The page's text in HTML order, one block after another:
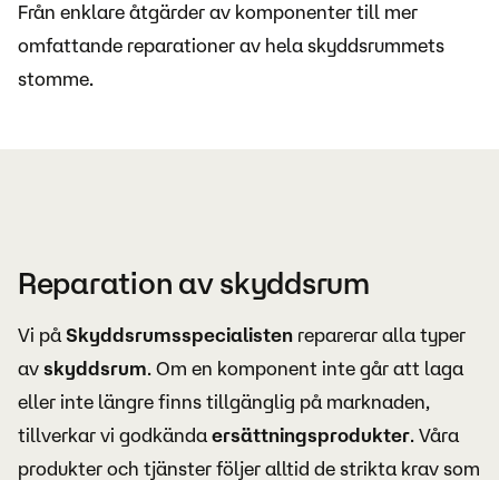
Från enklare åtgärder av komponenter till mer
omfattande reparationer av hela skyddsrummets
stomme.
Reparation av skyddsrum
Vi på Skyddsrumsspecialisten reparerar alla typer
av skyddsrum. Om en komponent inte går att laga
eller inte längre finns tillgänglig på marknaden,
tillverkar vi godkända ersättningsprodukter. Våra
produkter och tjänster följer alltid de strikta krav som